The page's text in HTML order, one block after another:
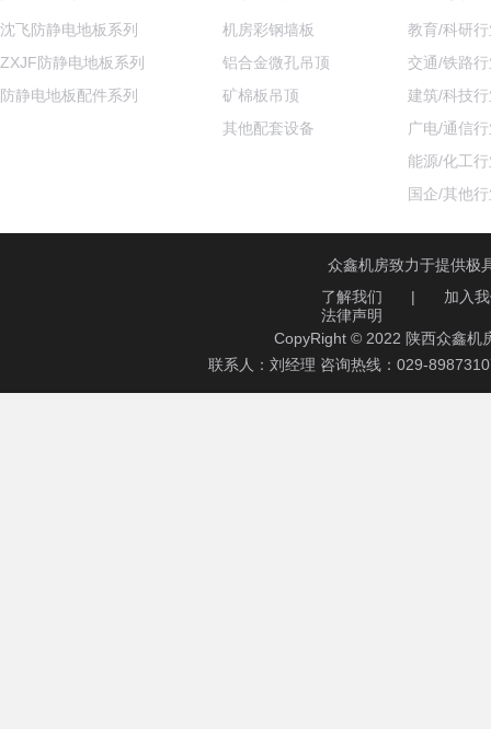
沈飞防静电地板系列
ZXJF防静电地板系列
防静电地板配件系列
机房彩钢墙板
铝合金微孔吊顶
矿棉板吊顶
其他配套设备
教育/科研
交通/铁路
建筑/科技
广电/通信
能源/化工
国企/其他
众鑫机房致力于提供极
了解我们
|
加入
法律声明
CopyRight © 2022 陕西众鑫机
联系人：刘经理 咨询热线：029-